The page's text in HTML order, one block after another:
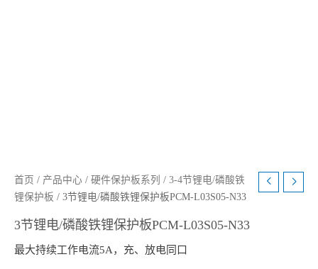
首页 / 产品中心 / 硬件保护板系列 / 3-4节锂电/磷酸铁
锂保护板 / 3节锂电/磷酸铁锂保护板PCM-L03S05-N33
3节锂电/磷酸铁锂保护板PCM-L03S05-N33
最大持续工作电流5A，充、放电同口